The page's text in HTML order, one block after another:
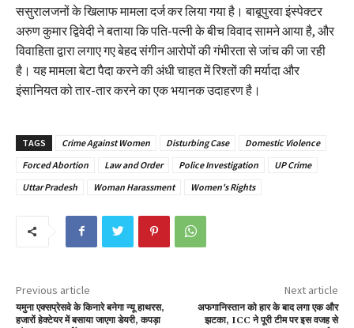
ससुरालजनों के खिलाफ मामला दर्ज कर लिया गया है। बाबूपुरवा इंस्पेक्टर
अरुण कुमार द्विवेदी ने बताया कि पति-पत्नी के बीच विवाद सामने आया है, और
विवाहिता द्वारा लगाए गए बेहद संगीन आरोपों की गंभीरता से जांच की जा रही
है। यह मामला बेटा पैदा करने की अंधी चाहत में रिश्तों की मर्यादा और
इंसानियत को तार-तार करने का एक भयानक उदाहरण है।
TAGS Crime Against Women Disturbing Case
Domestic Violence
Forced Abortion
Law and Order Police Investigation
UP Crime
Uttar Pradesh
Woman Harassment Women's Rights
Previous article
यमुना एक्सप्रेसवे के किनारे बनेगा न्यू हाथरस,
हजारों हेक्टेयर में बसाया जाएगा डेयरी, कपड़ा
Next article
अफगानिस्तान को हार के बाद लगा एक और
झटका, ICC ने पूरी टीम पर इस वजह से